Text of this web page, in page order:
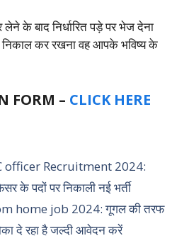
के बाद निर्धारित पड़े पर भेज देना
निकाल कर रखना वह आपके भविष्य के
FORM – CLICK HERE
officer Recruitment 2024:
के पदों पर निकाली नई भर्ती
home job 2024: गूगल की तरफ
दे रहा है जल्दी आवेदन करें